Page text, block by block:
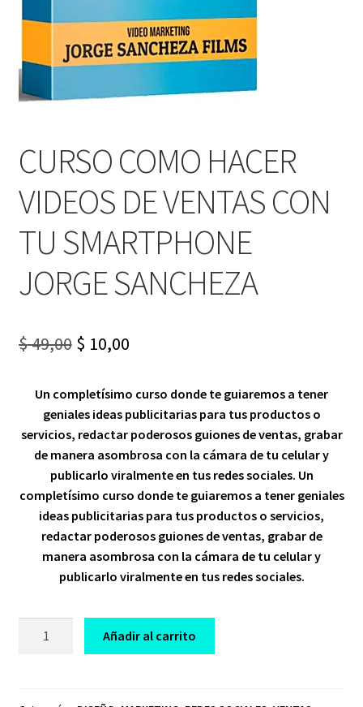
CURSO COMO HACER
VIDEOS DE VENTAS CON
TU SMARTPHONE
JORGE SANCHEZA
$49,00 Original
was:
$ 49,00.
$ 10,00Current
is:
$ 10,00.
Un completísimo curso donde te guiaremos a tener
geniales ideas publicitarias para tus productos o
servicios, redactar poderosos guiones de ventas, grabar
de manera asombrosa con la cámara de tu celular y
publicarlo viralmente en tus redes sociales. Un
completísimo curso donde te guiaremos a tener geniales
ideas publicitarias para tus productos o servicios,
redactar poderosos guiones de ventas, grabar de
manera asombrosa con la cámara de tu celular y
publicarlo viralmente en tus redes sociales.
Añadir al carrito